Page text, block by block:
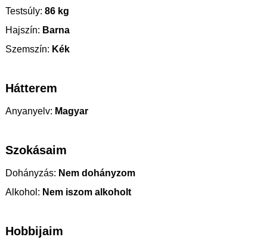
Testsúly: 86 kg
Hajszín: Barna
Szemszín: Kék
Hátterem
Anyanyelv: Magyar
Szokásaim
Dohányzás: Nem dohányzom
Alkohol: Nem iszom alkoholt
Hobbijaim